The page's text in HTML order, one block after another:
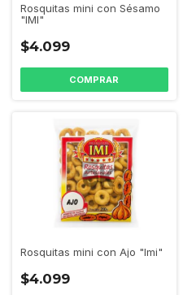
Rosquitas mini con Sésamo
"IMI"
$4.099
Rosquitas mini con Ajo "Imi"
$4.099